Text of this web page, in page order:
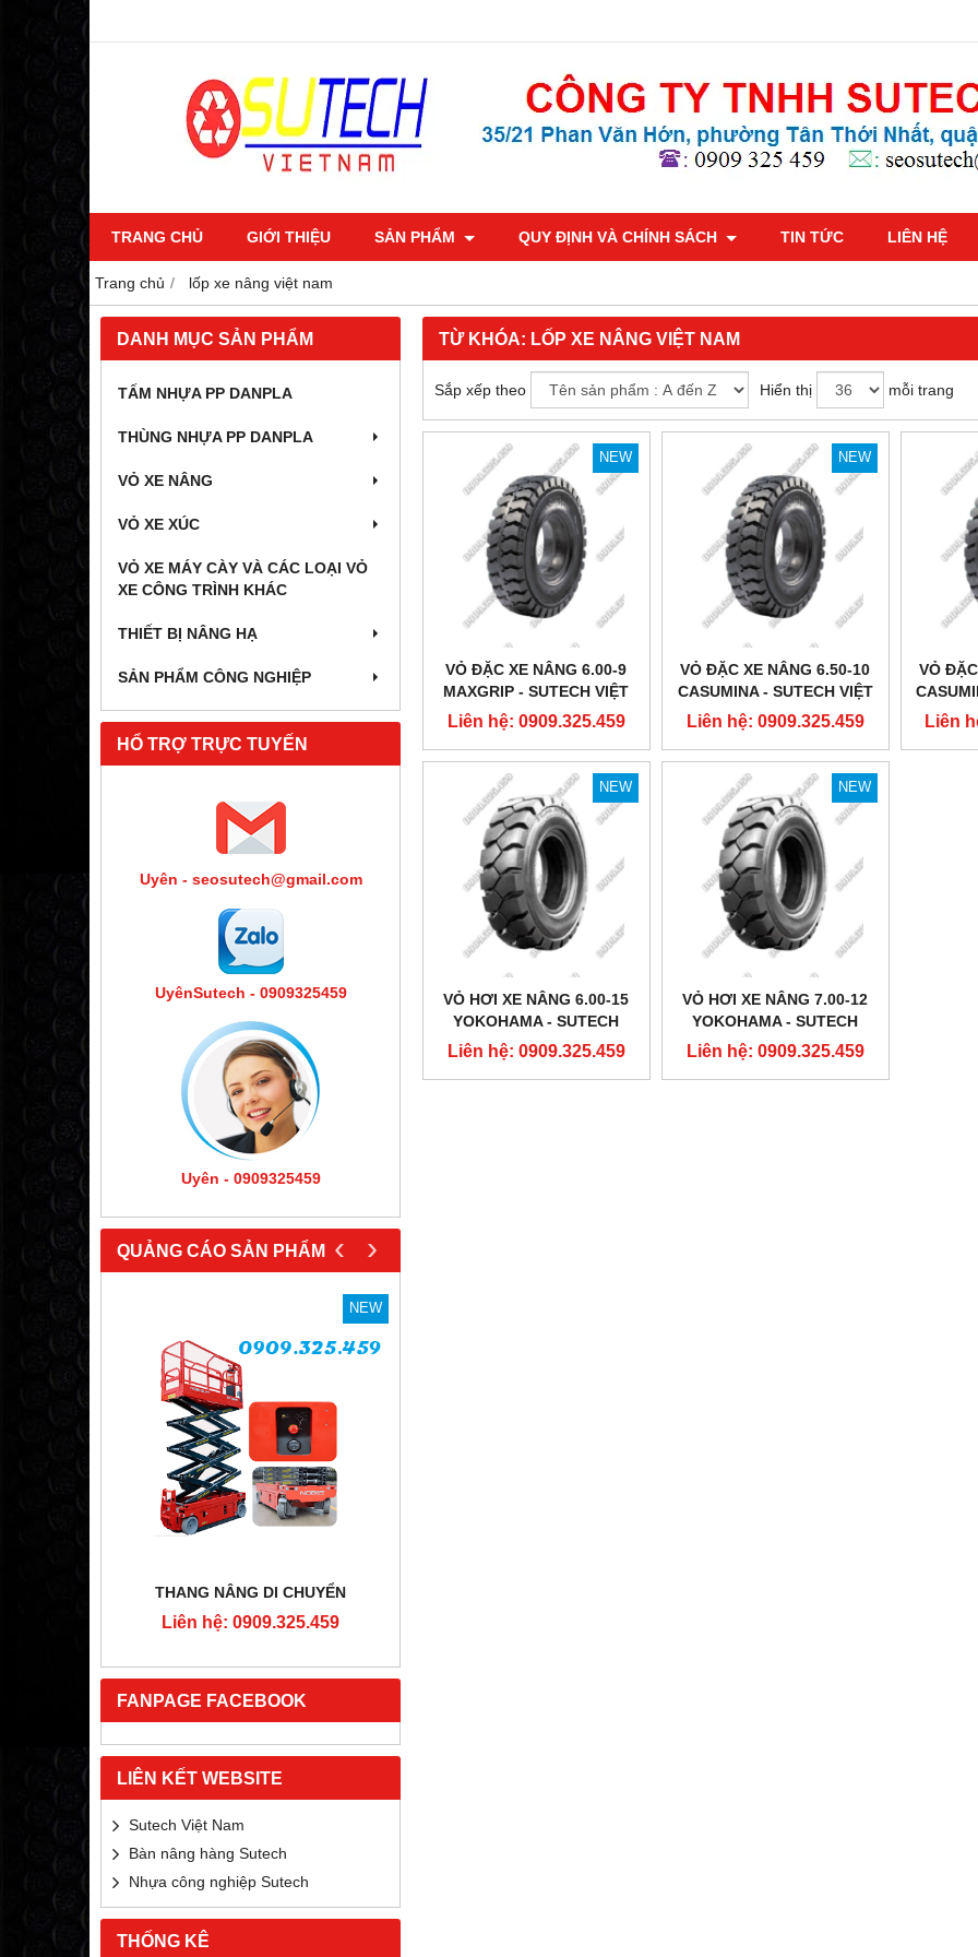
TRANG CHỦ GIỚI THIỆU SẢN PHẨM QUY ĐỊNH VÀ CHÍNH SÁCH TIN TỨC LIÊN HỆ
Trang chủ lốp xe nâng việt nam
DANH MỤC SẢN PHẨM
TẤM NHỰA PP DANPLA
THÙNG NHỰA PP DANPLA
VỎ XE NÂNG
VỎ XE XÚC
VỎ XE MÁY CÀY VÀ CÁC LOẠI VỎ
XE CÔNG TRÌNH KHÁC
THIẾT BỊ NÂNG HẠ
SẢN PHẨM CÔNG NGHIỆP
HỔ TRỢ TRỰC TUYẾN
Uyên - seosutech@gmail.com
UyênSutech - 0909325459
Uyên - 0909325459
QUẢNG CÁO SẢN PHẨM
NEW
THANG NÂNG DI CHUYỂN
Liên hệ: 0909.325.459
‹ ›
FANPAGE FACEBOOK
LIÊN KẾT WEBSITE
Sutech Việt Nam
Bàn nâng hàng Sutech
Nhựa công nghiệp Sutech
THỐNG KÊ
TỪ KHÓA: LỐP XE NÂNG VIỆT NAM
Sắp xếp theo Hiển thị mỗi trang
NEW
VỎ ĐẶC XE NÂNG 6.00-9
MAXGRIP - SUTECH VIỆT
NAM
Liên hệ: 0909.325.459
NEW
VỎ ĐẶC XE NÂNG 6.50-10
CASUMINA - SUTECH VIỆT
NAM
Liên hệ: 0909.325.459
VỎ
Liên
NEW
VỎ HƠI XE NÂNG 6.00-15
YOKOHAMA - SUTECH
VIỆT NAM
Liên hệ: 0909.325.459
NEW
VỎ HƠI XE NÂNG 7.00-12
YOKOHAMA - SUTECH
VIỆT NAM
Liên hệ: 0909.325.459